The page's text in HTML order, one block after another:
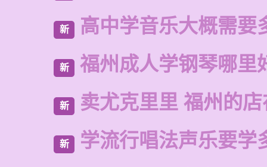
新 高中学音乐大概需要
新 福州成人学钢琴哪里
新 卖尤克里里 福州的
新 学流行唱法声乐要学